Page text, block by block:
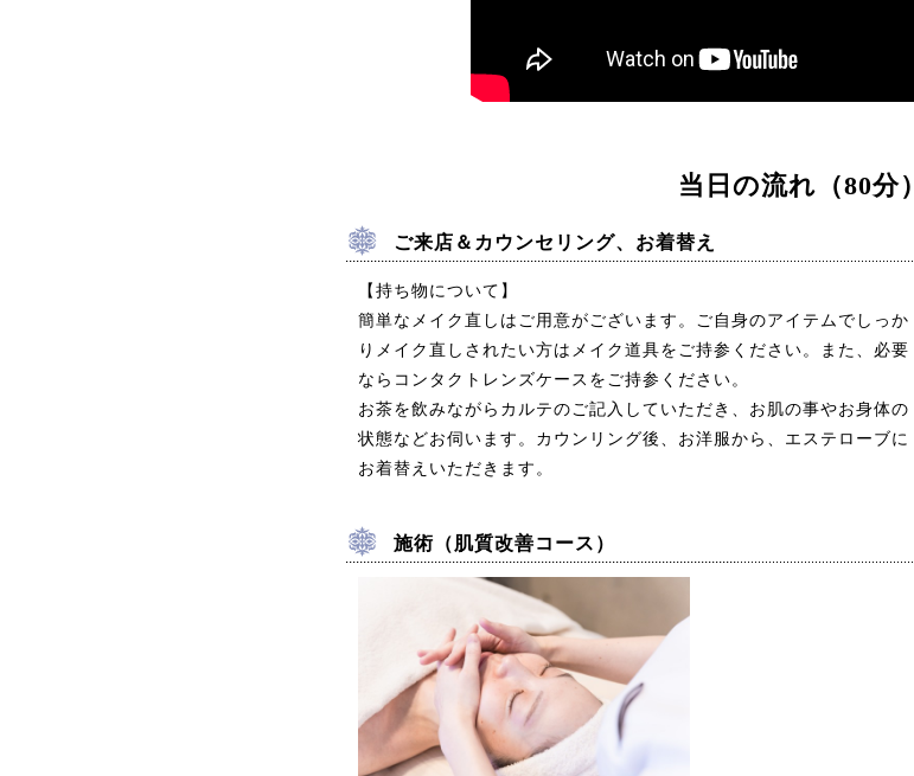
当日の流れ（80分）
ご来店＆カウンセリング、お着替え
【持ち物について】
簡単なメイク直しはご用意がございます。ご自身のアイテムでしっか
りメイク直しされたい方はメイク道具をご持参ください。また、必要
ならコンタクトレンズケースをご持参ください。
お茶を飲みながらカルテのご記入していただき、お肌の事やお身体の
状態などお伺います。カウンリング後、お洋服から、エステローブに
お着替えいただきます。
施術（肌質改善コース）